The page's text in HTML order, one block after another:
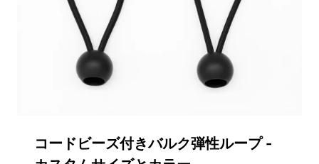
コードビーズ付きバルク弾性ループ -